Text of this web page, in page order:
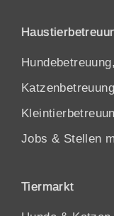
Jobs & Stellen
Tiermarkt